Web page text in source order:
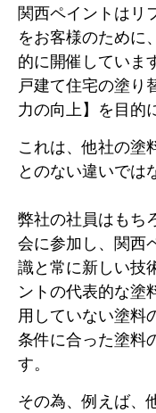
関西ペイントはリ
をお客様のために
的に開催していま
戸建て住宅の塗り
力の向上】を目的
これは、他社の塗
とのない違いでは
弊社の社員はもち
会に参加し、関西
識と常に新しい技
ントの代表的な塗
用していない塗料
条件に合った塗料
す。
その為、例えば、